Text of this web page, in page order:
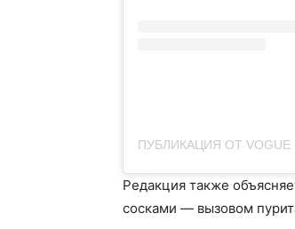
ПУБЛИКАЦИЯ ОТ VOGUE
Редакция также
сосками — вызовом